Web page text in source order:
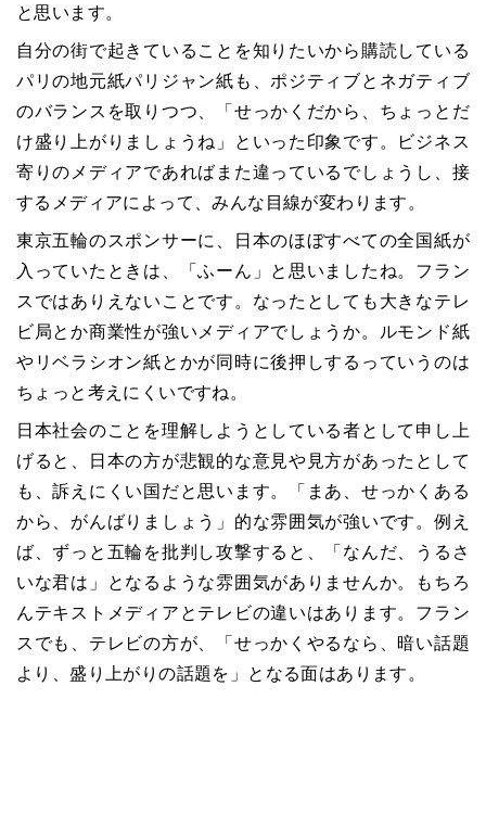
と思います。
自分の街で起きていることを知りたいから購読している
パリの地元紙パリジャン紙も、ポジティブとネガティブ
のバランスを取りつつ、「せっかくだから、ちょっとだ
け盛り上がりましょうね」といった印象です。ビジネス
寄りのメディアであればまた違っているでしょうし、接
するメディアによって、みんな目線が変わります。
東京五輪のスポンサーに、日本のほぼすべての全国紙が
入っていたときは、「ふーん」と思いましたね。フラン
スではありえないことです。なったとしても大きなテレ
ビ局とか商業性が強いメディアでしょうか。ルモンド紙
やリベラシオン紙とかが同時に後押しするっていうのは
ちょっと考えにくいですね。
日本社会のことを理解しようとしている者として申し上
げると、日本の方が悲観的な意見や見方があったとして
も、訴えにくい国だと思います。「まあ、せっかくある
から、がんばりましょう」的な雰囲気が強いです。例え
ば、ずっと五輪を批判し攻撃すると、「なんだ、うるさ
いな君は」となるような雰囲気がありませんか。もちろ
んテキストメディアとテレビの違いはあります。フラン
スでも、テレビの方が、「せっかくやるなら、暗い話題
より、盛り上がりの話題を」となる面はあります。